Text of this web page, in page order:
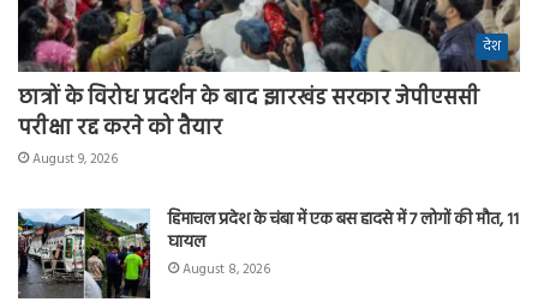
देश
छात्रों के विरोध प्रदर्शन के बाद झारखंड सरकार जेपीएससी
परीक्षा रद्द करने को तैयार
August 9, 2026
हिमाचल प्रदेश के चंबा में एक बस हादसे में 7 लोगों की मौत, 11
घायल
August 8, 2026